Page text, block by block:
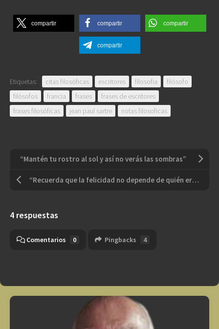
compartir compartir compartir
compartir
Etiquetas: citas filosóficas escritores filosofia
filósofo
filósofos
francia frases
frases de escritores
frases filosóficas
jean paul sartre notas filosoficas
“Mantén tu rostro al sol y así no verás las sombras”
“Recuerda que la felicidad no depende de quién eres o de qué tienes; depende únicamente de lo que piensas”
4 respuestas
Comentarios 0 Pingbacks 4